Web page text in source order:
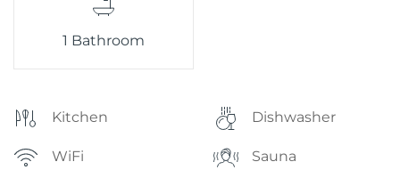
1 Bathroom
Kitchen Dishwasher
WiFi Sauna